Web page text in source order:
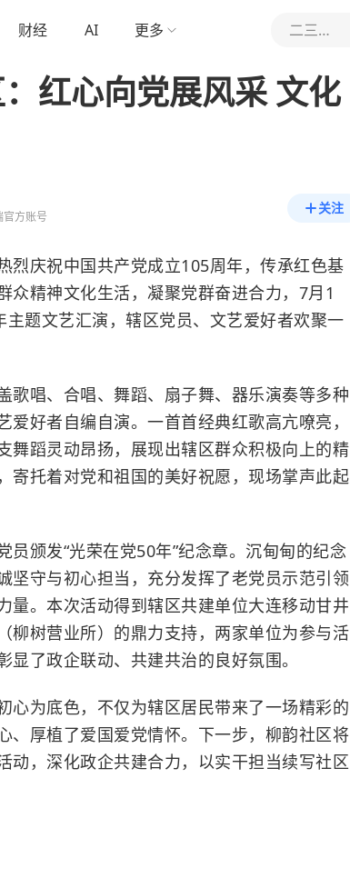
财经 AI 更多 二三里资讯
红心向党展风采 文化
方账号
关注
烈庆祝中国共产党成立105周年，传承红色基
众精神文化生活，凝聚党群奋进合力，7月1
题文艺汇演，辖区党员、文艺爱好者欢聚一
歌唱、合唱、舞蹈、扇子舞、器乐演奏等多种
好者自编自演。一首首经典红歌高亢嘹亮，
舞蹈灵动昂扬，展现出辖区群众积极向上的精
寄托着对党和祖国的美好祝愿，现场掌声此起
颁发“光荣在党50年”纪念章。沉甸甸的纪念
坚守与初心担当，充分发挥了老党员示范引领
量。本次活动得到辖区共建单位大连移动甘井
柳树营业所）的鼎力支持，两家单位为参与活
了政企联动、共建共治的良好氛围。
心为底色，不仅为辖区居民带来了一场精彩的
、厚植了爱国爱党情怀。下一步，柳韵社区将
动，深化政企共建合力，以实干担当续写社区